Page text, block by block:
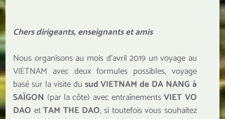
Chers dirigeants, enseignants et amis
Nous organisons au mois d’avril 2019 un voyage au
VIETNAM avec deux formules possibles, voyage
basé sur la visite du sud VIETNAM de DA NANG à
SAÏGON (par la côte) avec entraînementsVIET VO
DAO etTAM THE DAO, si toutefois vous souhaitez